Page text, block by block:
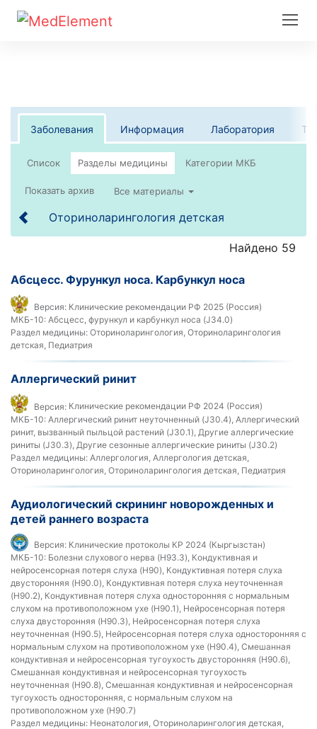
Заболевания Информация Лаборатория
Список
Все материалы
Оториноларингология детская
Найдено 59
Абсцесс. Фурункул носа. Карбункул носа
Версия: Клинические рекомендации РФ 2025 (Россия)
МКБ-10: Абсцесс, фурункул и карбункул носа (J34.0)
Раздел медицины: Оториноларингология, Оториноларингология
детская, Педиатрия
Аллергический ринит
Версия: Клинические рекомендации РФ 2024 (Россия)
МКБ-10: Аллергический ринит неуточненный (J30.4), Аллергический
ринит, вызванный пыльцой растений (J30.1), Другие аллергические
риниты (J30.3), Другие сезонные аллергические риниты (J30.2)
Раздел медицины: Аллергология, Аллергология детская,
Оториноларингология, Оториноларингология детская, Педиатрия
Аудиологический скрининг новорожденных и
детей раннего возраста
Версия: Клинические протоколы КР 2024 (Кыргызстан)
МКБ-10: Болезни слухового нерва (H93.3), Кондуктивная и
нейросенсорная потеря слуха (H90), Кондуктивная потеря слуха
двусторонняя (H90.0), Кондуктивная потеря слуха неуточненная
(H90.2), Кондуктивная потеря слуха односторонняя с нормальным
слухом на противоположном ухе (H90.1), Нейросенсорная потеря
слуха двусторонняя (H90.3), Нейросенсорная потеря слуха
неуточненная (H90.5), Нейросенсорная потеря слуха односторонняя с
нормальным слухом на противоположном ухе (H90.4), Смешанная
кондуктивная и нейросенсорная тугоухость двусторонняя (H90.6),
Смешанная кондуктивная и нейросенсорная тугоухость
неуточненная (H90.8), Смешанная кондуктивная и нейросенсорная
тугоухость односторонняя, с нормальным слухом на
противоположном ухе (H90.7)
Раздел медицины: Неонатология, Оториноларингология детская,